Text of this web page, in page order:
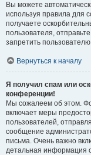
Вы можете
используя правила для
получаете
пользователя,
запретить
Вернуться к началу
Я получил спам или
конференции!
Мы сожалеем об этом.
включает меры
пользователей,
сообщение
письма. Очень важно
детальная информация